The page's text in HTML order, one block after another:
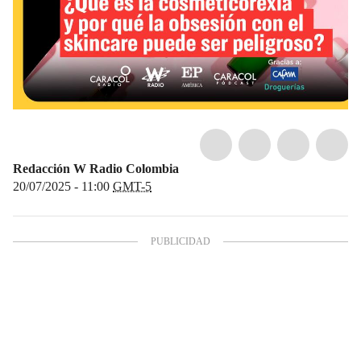
Redacción W Radio Colombia
20/07/2025 - 11:00 GMT-5